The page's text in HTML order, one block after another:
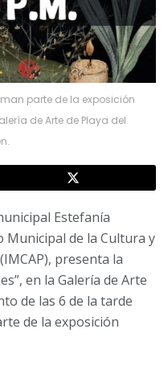
parte de la exposición
de Arte de Playa del
Estefanía
de la Cultura y
presenta la
en la Galería de Arte
de las 6 de la tarde
de la exposición